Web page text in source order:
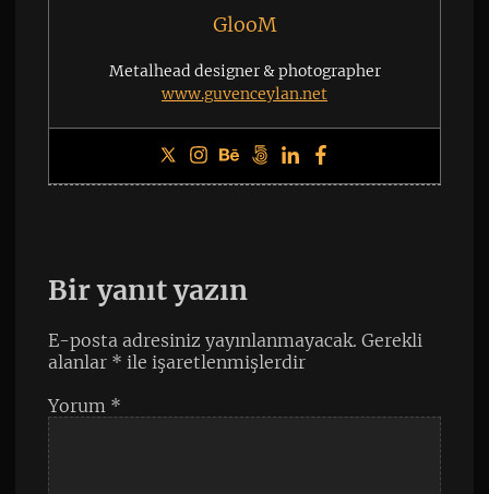
GlooM
Metalhead designer & photographer
www.guvenceylan.net
Bir yanıt yazın
E-posta adresiniz yayınlanmayacak. Gerekli
alanlar * ile işaretlenmişlerdir
Yorum *